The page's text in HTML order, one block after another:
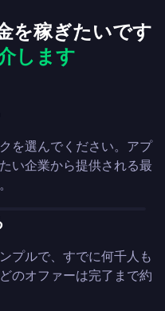
を稼ぎたいです
します
を選んでください。アプ
い企業から提供される最
プルで、すでに何千人も
のオファーは完了まで約